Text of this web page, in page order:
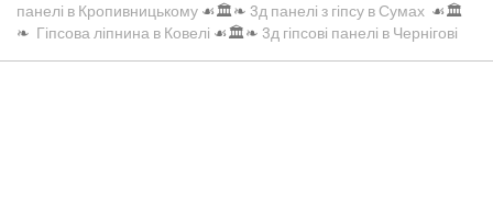
панелі в Кропивницькому ☙🏛️❧ 3д панелі з гіпсу в Сумах ☙🏛️
❧ Гіпсова ліпнина в Ковелі ☙🏛️❧ 3д гіпсові панелі в Чернігові